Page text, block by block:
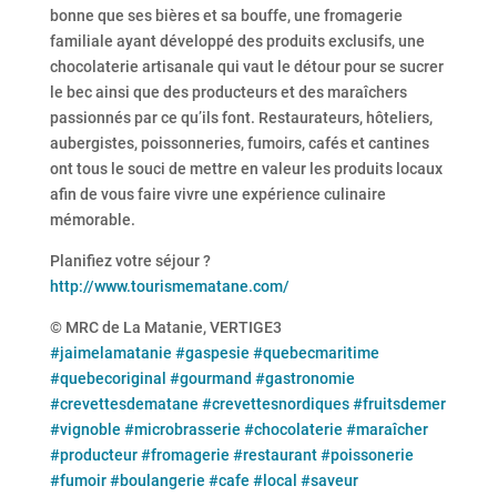
bonne que ses bières et sa bouffe, une fromagerie
familiale ayant développé des produits exclusifs, une
chocolaterie artisanale qui vaut le détour pour se sucrer
le bec ainsi que des producteurs et des maraîchers
passionnés par ce qu’ils font. Restaurateurs, hôteliers,
aubergistes, poissonneries, fumoirs, cafés et cantines
ont tous le souci de mettre en valeur les produits locaux
afin de vous faire vivre une expérience culinaire
mémorable.
Planifiez votre séjour ?
http://www.tourismematane.com/
© MRC de La Matanie, VERTIGE3
#jaimelamatanie #gaspesie #quebecmaritime
#quebecoriginal #gourmand #gastronomie
#crevettesdematane #crevettesnordiques #fruitsdemer
#vignoble #microbrasserie #chocolaterie #maraîcher
#producteur #fromagerie #restaurant #poissonerie
#fumoir #boulangerie #cafe #local #saveur